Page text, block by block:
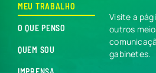
MEU TRABALHO
O QUE PENSO
QUEM SOU
Visite a
outros
gabinetes.